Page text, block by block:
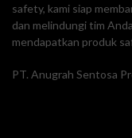
safety, kami siap
dan melindungi tim
mendapatkan produk
PT. Anugrah Sentosa